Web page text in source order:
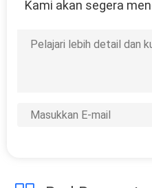
Kami akan segera